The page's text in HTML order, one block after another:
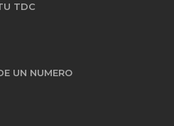
TDC
UN NÚMERO